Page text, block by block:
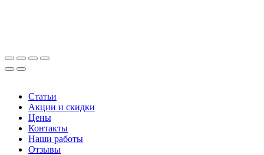
Статьи
Акции и скидки
Цены
Контакты
Наши работы
Отзывы